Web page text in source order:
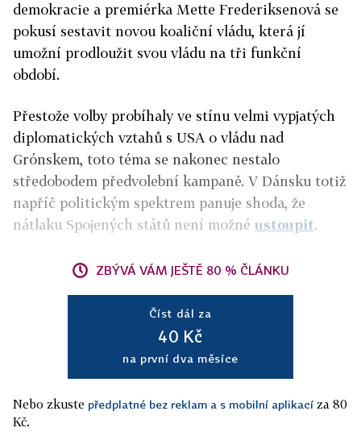
demokracie a premiérka Mette Frederiksenová se
pokusí sestavit novou koaliční vládu, která jí
umožní prodloužit svou vládu na tři funkční
období.
Přestože volby probíhaly ve stínu velmi vypjatých
diplomatických vztahů s USA o vládu nad
Grónskem, toto téma se nakonec nestalo
středobodem předvolební kampaně. V Dánsku totiž
napříč politickým spektrem panuje shoda, že
nátlaku Spojených států není možné ustoupit.
ZBÝVÁ VÁM JEŠTĚ 80 % ČLÁNKU
Číst dál za
40 Kč
na první dva měsíce
Nebo zkuste předplatné bez reklam a s mobilní aplikací za 80
Kč.